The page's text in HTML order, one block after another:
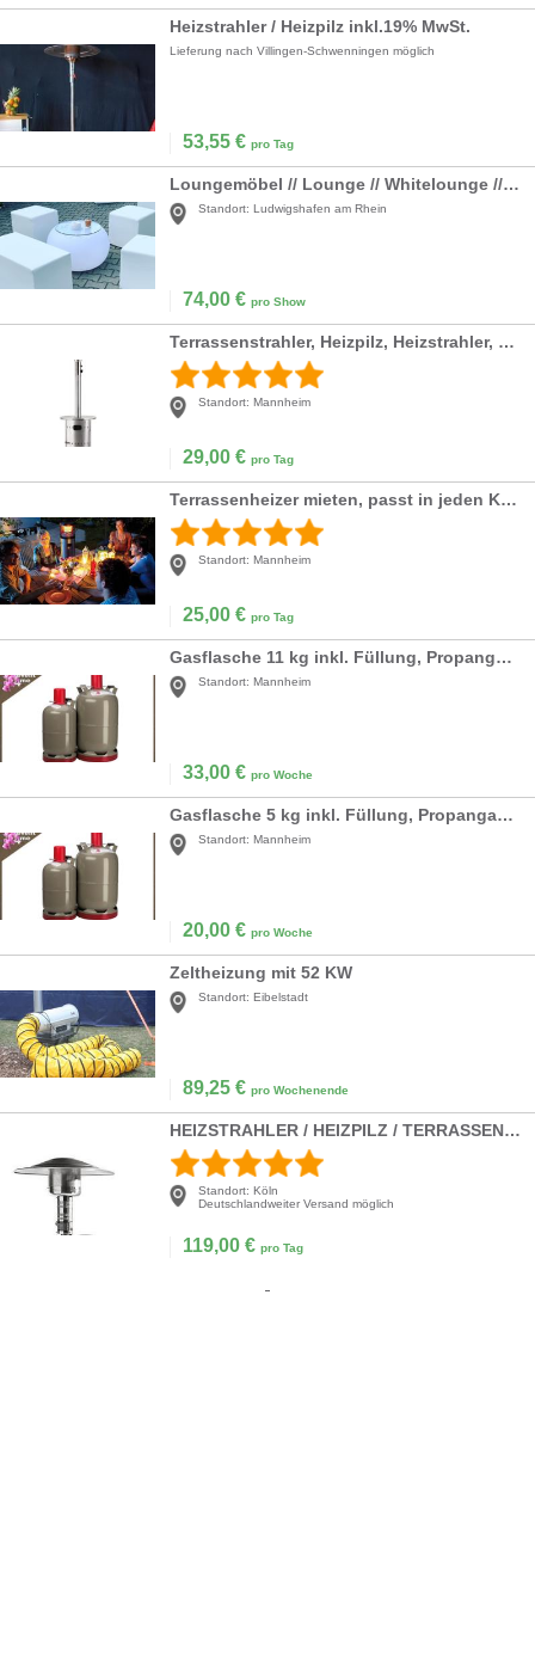
Heizstrahler / Heizpilz inkl.19% MwSt.
Lieferung nach Villingen-Schwenningen möglich
53,55 € pro Tag
Loungemöbel // Lounge // Whitelounge // Möbel // Rattanlounge // Rattanmöbel // Cubes // Wedding Lounge // Party Lounge // Möbel
Standort: Ludwigshafen am Rhein
74,00 € pro Show
Terrassenstrahler, Heizpilz, Heizstrahler, mieten
Standort: Mannheim
29,00 € pro Tag
Terrassenheizer mieten, passt in jeden Kofferraum
Standort: Mannheim
25,00 € pro Tag
Gasflasche 11 kg inkl. Füllung, Propangas, Camping
Standort: Mannheim
33,00 € pro Woche
Gasflasche 5 kg inkl. Füllung, Propangas, Camping
Standort: Mannheim
20,00 € pro Woche
Zeltheizung mit 52 KW
Standort: Eibelstadt
89,25 € pro Wochenende
HEIZSTRAHLER / HEIZPILZ / TERRASSEN-STRAHLER
Standort: Köln
Deutschlandweiter Versand möglich
119,00 € pro Tag